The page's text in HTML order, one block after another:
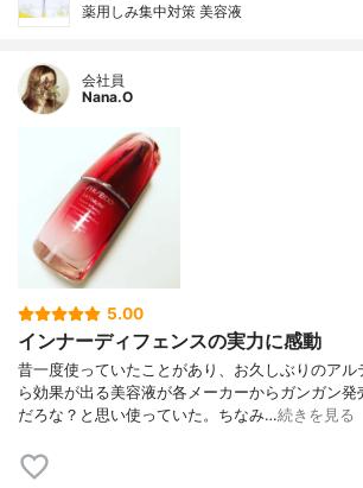
薬用しみ集中対策 美容液
会社員
Nana.O
5.00
インナーディフェンスの実力に感動
昔一度使っていたことがあり、お久しぶりのア
ら効果が出る美容液が各メーカーからガンガン発
だろな？と思い使っていた。ちなみ…続きを見る